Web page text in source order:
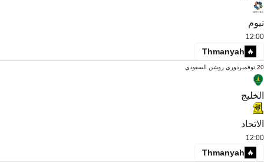
نيوم
12:00
Thmanyah
20 نوفمبر دوري روشن السعودي
الخليج
الاتحاد
12:00
Thmanyah